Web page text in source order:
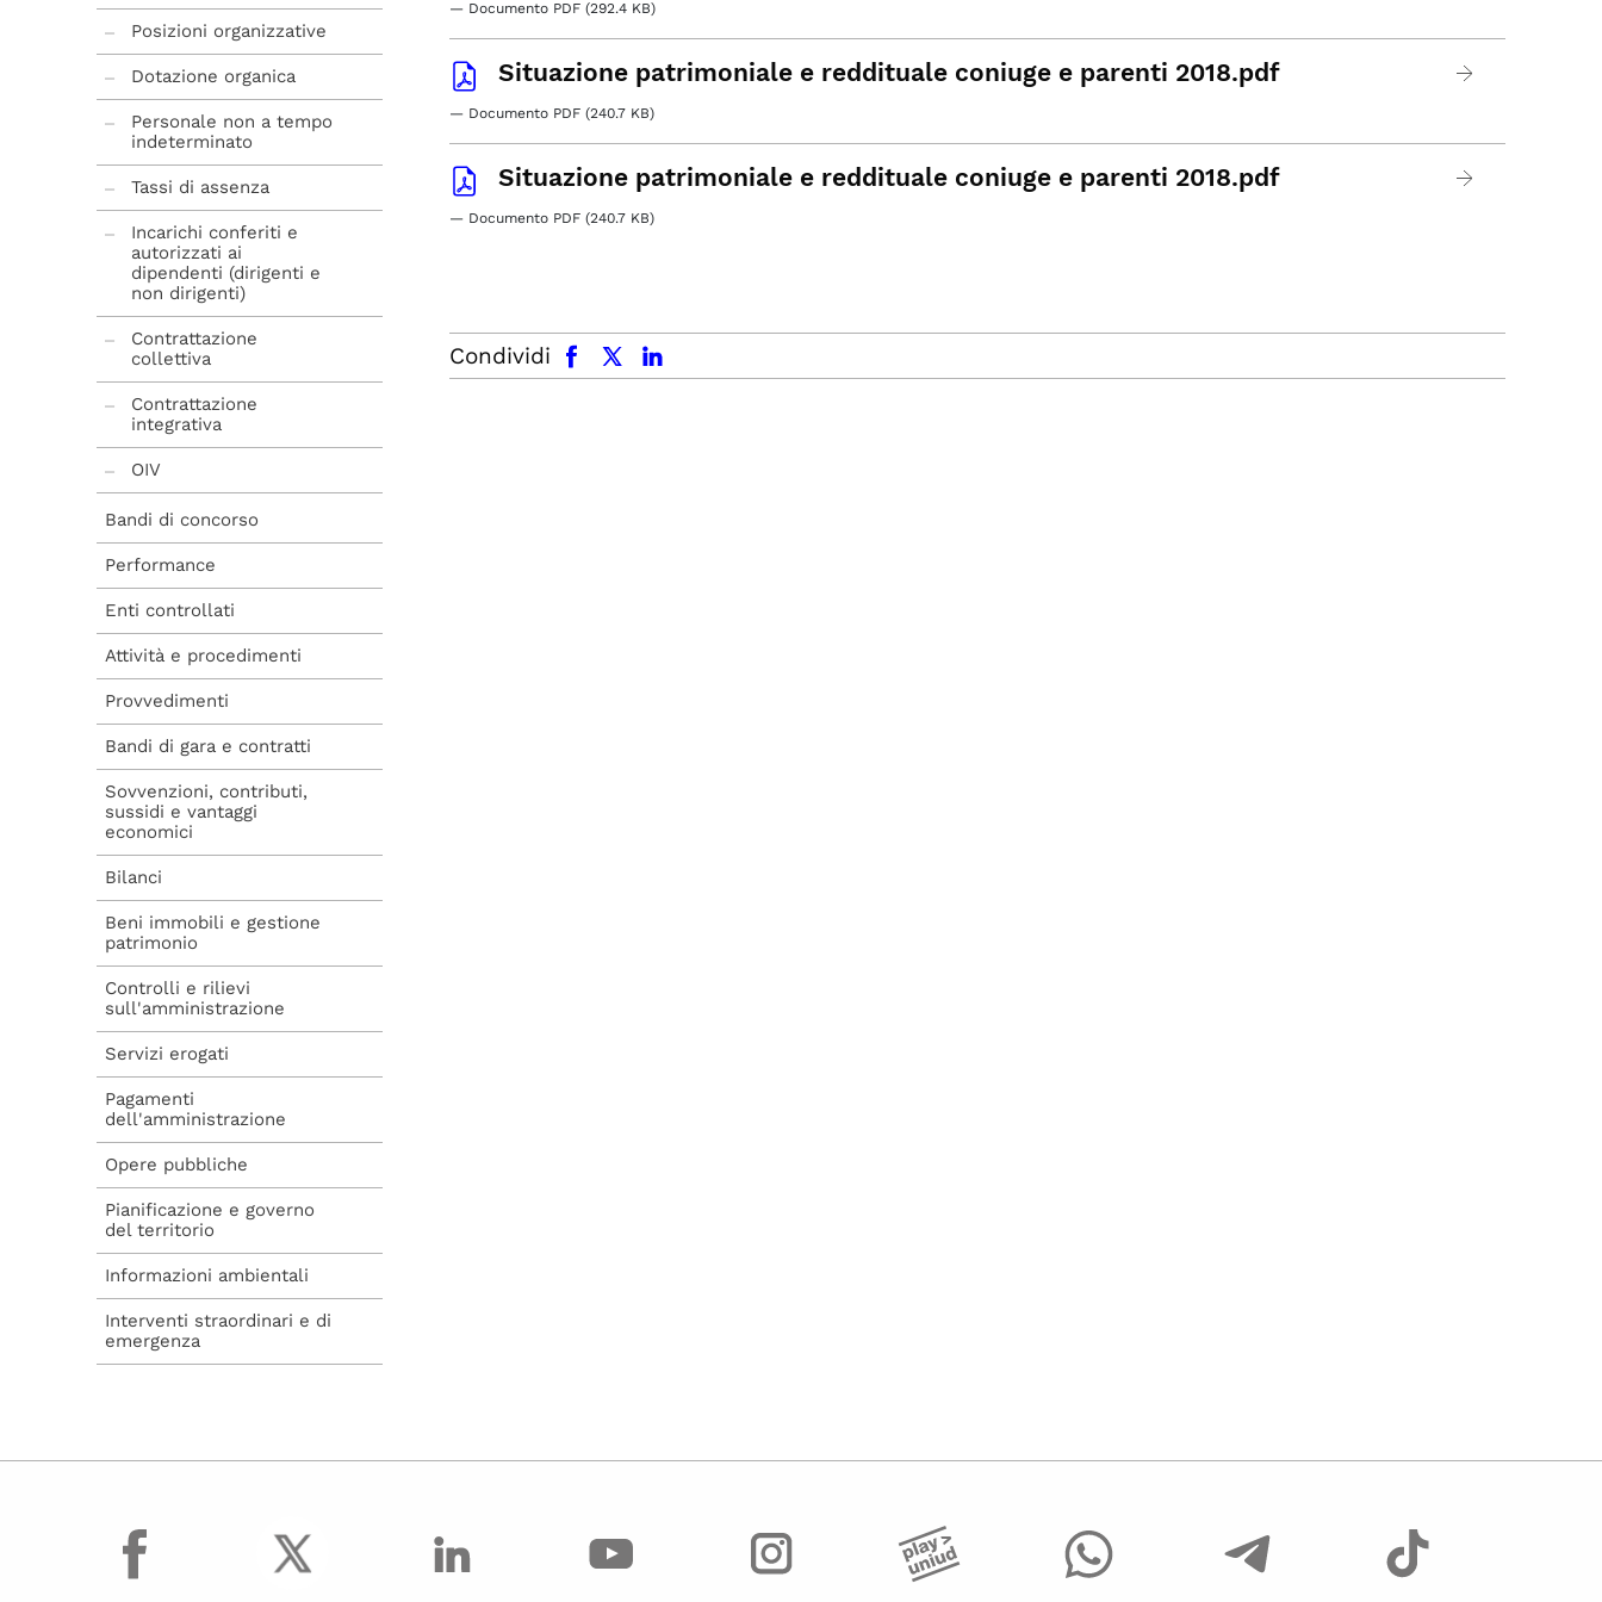
— Documento PDF (292.4 KB)
Situazione patrimoniale e reddituale coniuge e parenti 2018.pdf
— Documento PDF (240.7 KB)
Situazione patrimoniale e reddituale coniuge e parenti 2018.pdf
— Documento PDF (240.7 KB)
Condividi
facebook x.com linkedin
Posizioni organizzative
Dotazione organica
Personale non a tempo
indeterminato
Tassi di assenza
Incarichi conferiti e
autorizzati ai
dipendenti (dirigenti e
non dirigenti)
Contrattazione
collettiva
Contrattazione
integrativa
OIV
Incarichi
vertice e
Dirigenti_ALLEGATI
Curriculum vitae
posizioni organizzative
Rizzetto_allegati
Francescutti_allegati
Iuretigh allegati
Pironio
Marcella_allegati
Romanelli_allegati
Salvador_allegati
Volponi_allegati
Elenchi Personale
Tempo Determinato
Trasparenza dati
assenze
ott-dic 2016
Guida alla
compilazione del
curriculum
Proscia_allegati
Bandi di concorso
Performance
Enti controllati
Attività e procedimenti
Provvedimenti
Bandi di gara e contratti
Sovvenzioni, contributi,
sussidi e vantaggi
economici
Bilanci
Beni immobili e gestione
patrimonio
Controlli e rilievi
sull'amministrazione
Servizi erogati
Pagamenti
dell'amministrazione
Opere pubbliche
Pianificazione e governo
del territorio
Informazioni ambientali
Interventi straordinari e di
emergenza
facebook